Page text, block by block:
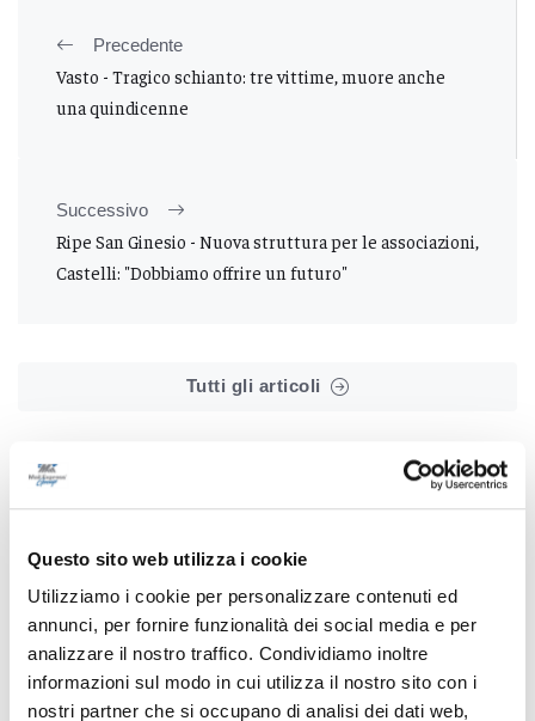
Questo sito web utilizza i cookie
Utilizziamo i cookie per personalizzare contenuti ed
annunci, per fornire funzionalità dei social media e per
analizzare il nostro traffico. Condividiamo inoltre
informazioni sul modo in cui utilizza il nostro sito con i
nostri partner che si occupano di analisi dei dati web,
Precedente
Vasto - Tragico schianto: tre vittime, muore anche
una quindicenne
Successivo
Ripe San Ginesio - Nuova struttura per le associazioni,
Castelli: "Dobbiamo offrire un futuro"
Tutti gli articoli
Correlati